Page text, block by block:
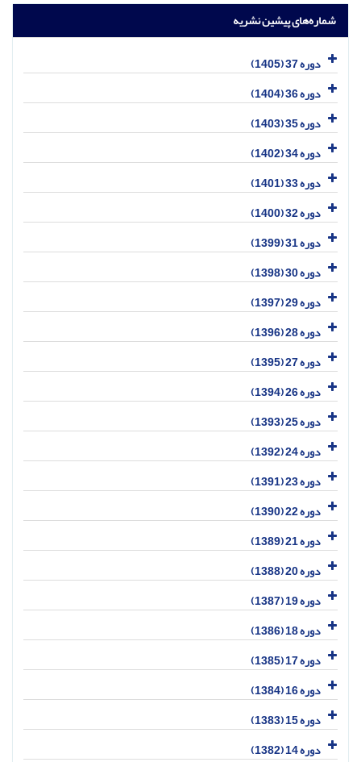
شماره‌های پیشین نشریه
دوره 37 (1405)
دوره 36 (1404)
دوره 35 (1403)
دوره 34 (1402)
دوره 33 (1401)
دوره 32 (1400)
دوره 31 (1399)
دوره 30 (1398)
دوره 29 (1397)
دوره 28 (1396)
دوره 27 (1395)
دوره 26 (1394)
دوره 25 (1393)
دوره 24 (1392)
دوره 23 (1391)
دوره 22 (1390)
دوره 21 (1389)
دوره 20 (1388)
دوره 19 (1387)
دوره 18 (1386)
دوره 17 (1385)
دوره 16 (1384)
دوره 15 (1383)
دوره 14 (1382)